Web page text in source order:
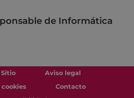
de Informática
Sitio
Aviso legal
Contacto